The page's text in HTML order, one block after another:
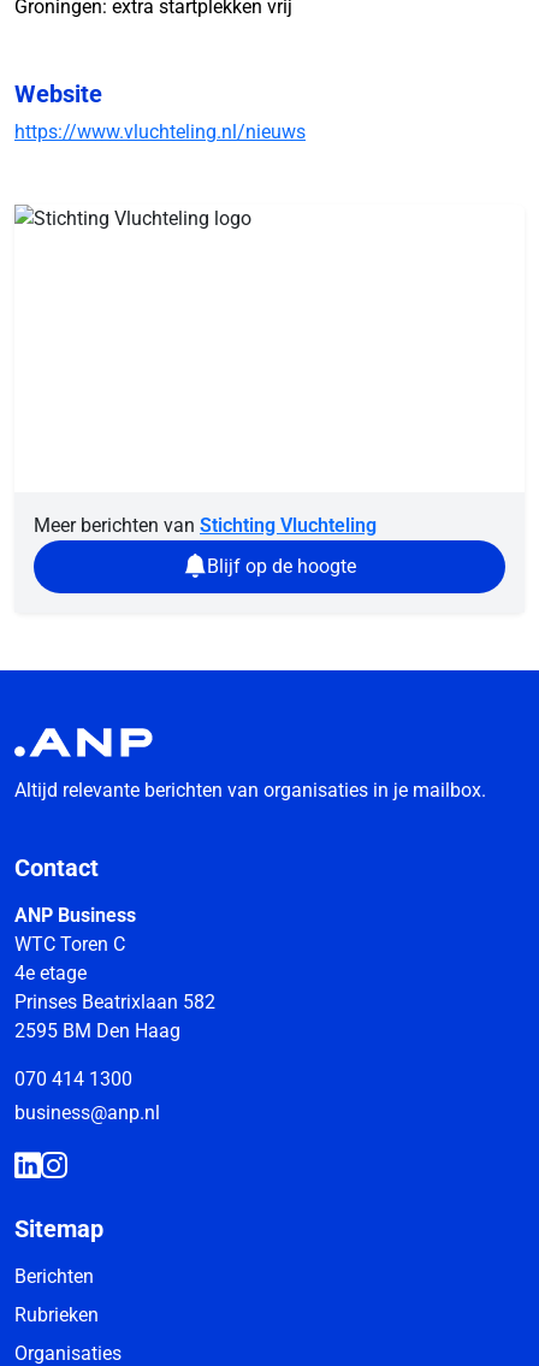
Groningen: extra startplekken vrij
Website
https://www.vluchteling.nl/nieuws
Meer berichten van Stichting Vluchteling
Blijf op de hoogte
Altijd relevante berichten van organisaties in je mailbox.
Contact
ANP Business
WTC Toren C
4e etage
Prinses Beatrixlaan 582
2595 BM Den Haag
070 414 1300
business@anp.nl
Sitemap
Berichten
Rubrieken
Organisaties